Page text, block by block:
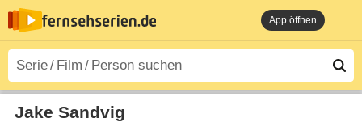
App öffnen
Jake Sandvig